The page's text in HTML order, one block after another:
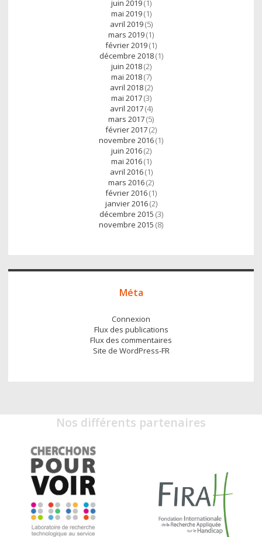
juin 2019(1)
mai 2019(1)
avril 2019(5)
mars 2019(1)
février 2019(1)
décembre 2018(1)
juin 2018(2)
mai 2018(7)
avril 2018(2)
mai 2017(3)
avril 2017(4)
mars 2017(5)
février 2017(2)
novembre 2016(1)
juin 2016(2)
mai 2016(1)
avril 2016(1)
mars 2016(2)
février 2016(1)
janvier 2016(2)
décembre 2015 (3)
novembre 2015 (8)
Méta
Connexion
Flux des publications
Flux des commentaires
Site de WordPress-FR
Nos différents partenaires